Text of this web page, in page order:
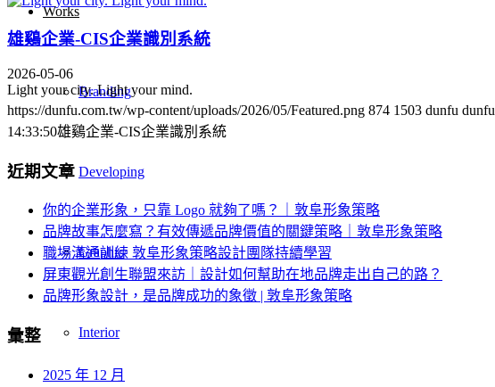
Works
Branding
Developing
Graphic
Interior
雄鷄企業-CIS企業識別系統
2026-05-06
Light your city. Light your mind.
https://dunfu.com.tw/wp-content/uploads/2026/05/Featured.png 874 1503 dunfu dunfu
14:33:50雄鷄企業-CIS企業識別系統
近期文章
你的企業形象，只靠 Logo 就夠了嗎？｜敦阜形象策略
品牌故事怎麼寫？有效傳遞品牌價值的關鍵策略｜敦阜形象策略
職場溝通訓練 敦阜形象策略設計團隊持續學習
屏東觀光創生聯盟來訪｜設計如何幫助在地品牌走出自己的路？
品牌形象設計，是品牌成功的象徵 | 敦阜形象策略
彙整
2025 年 12 月